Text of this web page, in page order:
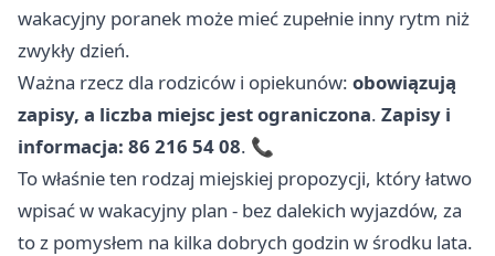
wakacyjny poranek może mieć zupełnie inny rytm niż
zwykły dzień.
Ważna rzecz dla rodziców i opiekunów: obowiązują
zapisy, a liczba miejsc jest ograniczona. Zapisy i
informacja: 86 216 54 08. 📞
To właśnie ten rodzaj miejskiej propozycji, który łatwo
wpisać w wakacyjny plan - bez dalekich wyjazdów, za
to z pomysłem na kilka dobrych godzin w środku lata.